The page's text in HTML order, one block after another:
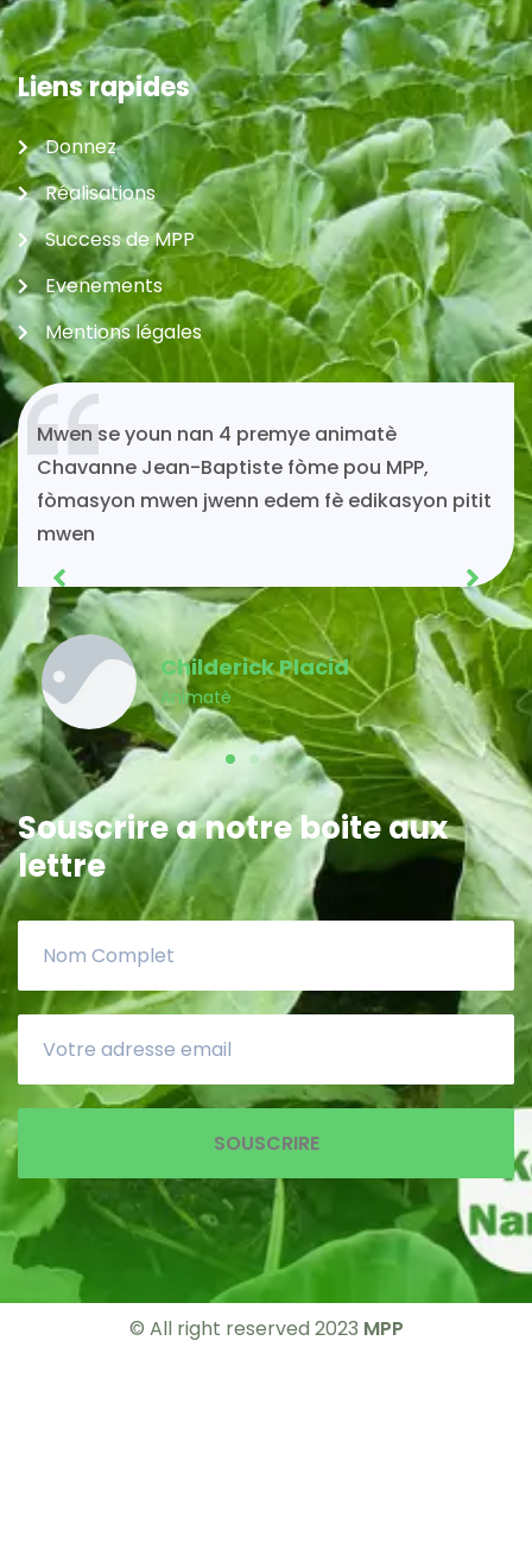
Liens rapides
Donnez
Réalisations
Success de MPP
Evenements
Mentions légales
Si mwen kontinye ap viv toujou gras ak
solidarite MPP.
Acénès Jeune
Membre MPP
Souscrire a notre boite aux
lettre
SOUSCRIRE
© All right reserved 2023 MPP